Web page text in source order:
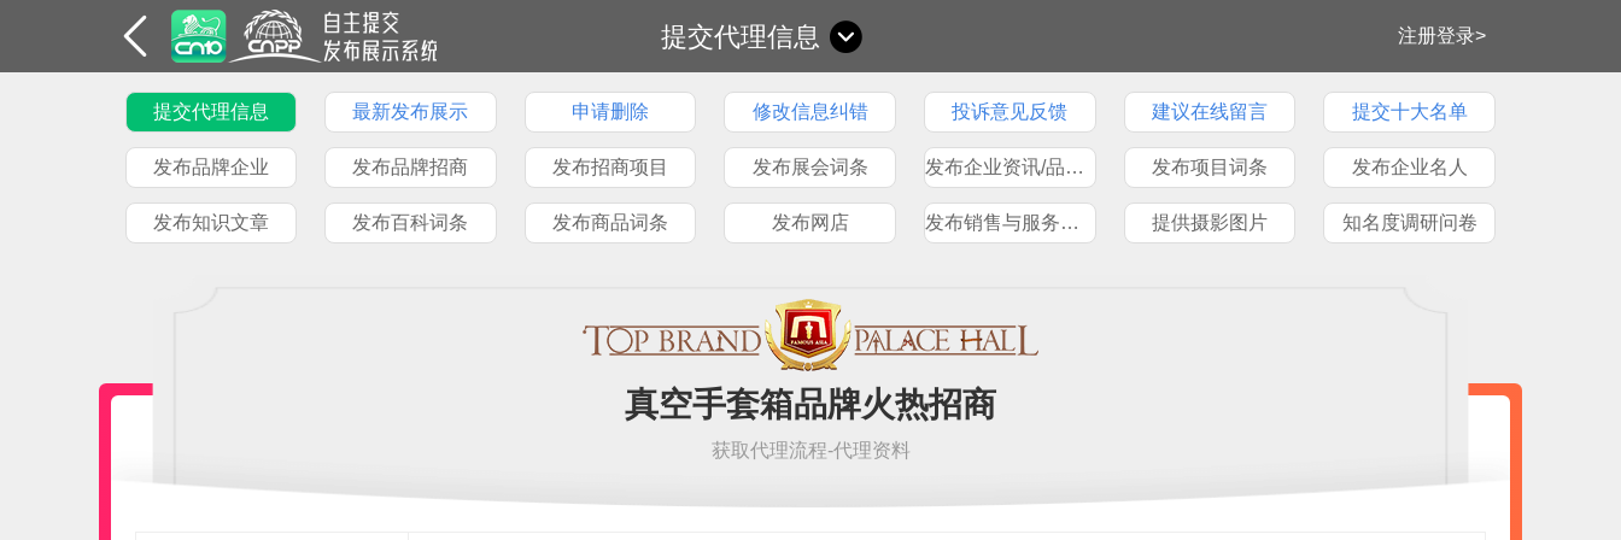
提交代理信息 注册登录>
提交代理信息 最新发布展示 申请删除 修改信息纠错 投诉意见反馈 建议在线留言 提交十大名单
发布品牌企业 发布品牌招商 发布招商项目 发布展会词条 发布企业资讯/品牌文章 发布项目词条 发布企业名人
发布知识文章 发布百科词条 发布商品词条 发布网店 发布销售与服务网点 提供摄影图片 知名度调研问卷
真空手套箱品牌火热招商
获取代理流程-代理资料